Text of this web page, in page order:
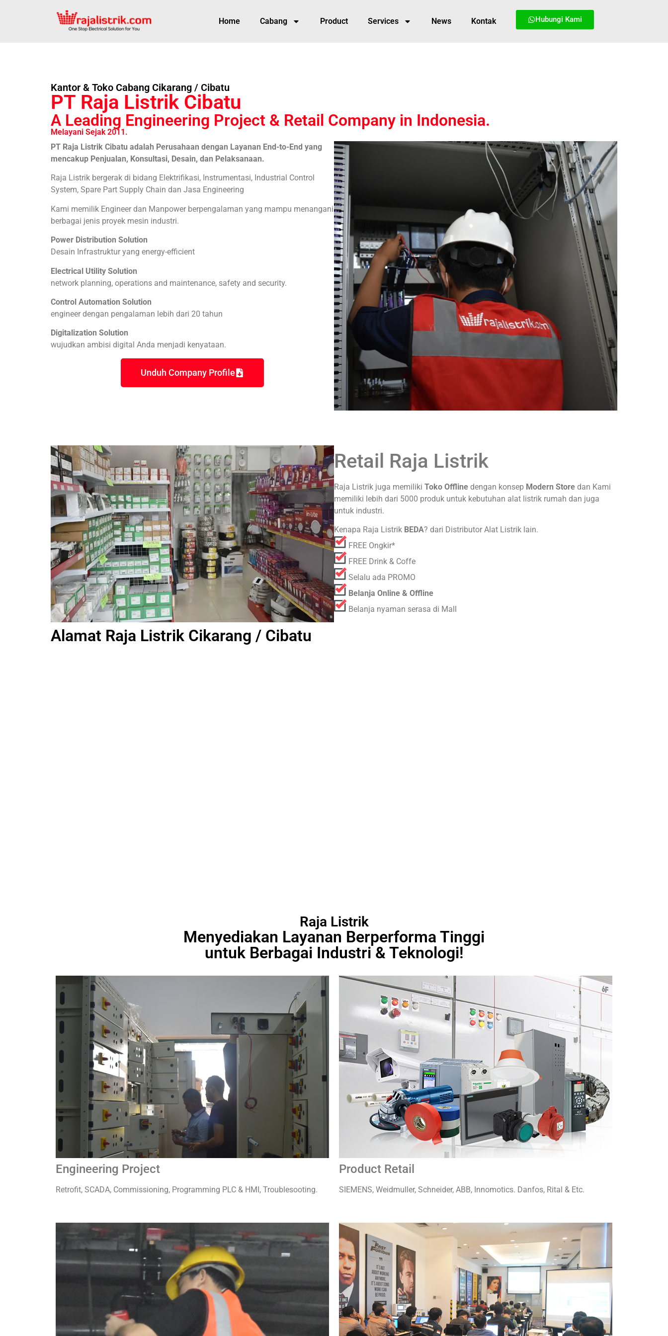
Home Cabang Product Services News Kontak Hubungi Kami
Kantor & Toko Cabang Cikarang / Cibatu
PT Raja Listrik Cibatu
A Leading Engineering Project & Retail Company in Indonesia.
Melayani Sejak 2011.
PT Raja Listrik Cibatu adalah Perusahaan dengan Layanan End-to-End yang
mencakup Penjualan, Konsultasi, Desain, dan Pelaksanaan.
Raja Listrik bergerak di bidang Elektrifikasi, Instrumentasi, Industrial Control
System, Spare Part Supply Chain dan Jasa Engineering
Kami memilik Engineer dan Manpower berpengalaman yang mampu menangani
berbagai jenis proyek mesin industri.
Power Distribution Solution
Desain Infrastruktur yang energy-efficient
Electrical Utility Solution
network planning, operations and maintenance, safety and security.
Control Automation Solution
engineer dengan pengalaman lebih dari 20 tahun
Digitalization Solution
wujudkan ambisi digital Anda menjadi kenyataan.
Unduh Company Profile
Retail Raja Listrik
Raja Listrik juga memiliki Toko Offline dengan konsep Modern Store dan Kami
memiliki lebih dari 5000 produk untuk kebutuhan alat listrik rumah dan juga
untuk industri.
Kenapa Raja Listrik BEDA? dari Distributor Alat Listrik lain.
FREE Ongkir*
FREE Drink & Coffe
Selalu ada PROMO
Belanja Online & Offline
Belanja nyaman serasa di Mall
Alamat Raja Listrik Cikarang / Cibatu
Raja Listrik
Menyediakan Layanan Berperforma Tinggi
untuk Berbagai Industri & Teknologi!
Engineering Project
Retrofit, SCADA, Commissioning, Programming PLC & HMI, Troublesooting.
Product Retail
SIEMENS, Weidmuller, Schneider, ABB, Innomotics. Danfos, Rital & Etc.